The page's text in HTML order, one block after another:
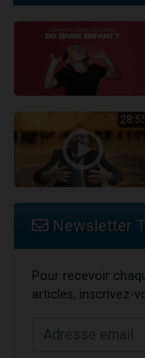
Newsletter
Pour recevoir
articles, inscrivez-